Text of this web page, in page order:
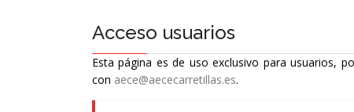
Acceso usuarios
Esta página es de uso exclusivo para usuarios,
con aece@aececarretillas.es.